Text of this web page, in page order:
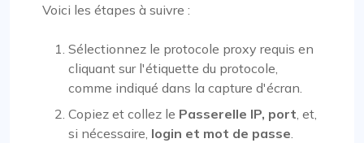
Voici les étapes à suivre :
Sélectionnez le protocole proxy requis en
cliquant sur l'étiquette du protocole,
comme indiqué dans la capture d'écran.
Copiez et collez le Passerelle IP, port , et,
si nécessaire, login et mot de passe